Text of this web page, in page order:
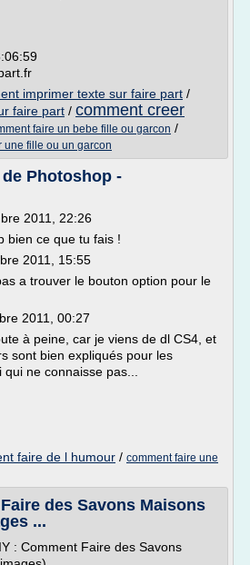
imprimer texte sur faire part /
faire part / comment creer
faire un bebe fille ou garcon /
une fille ou un garcon
Photoshop -
2011, 22:26
bien ce que tu fais !
2011, 15:55
a trouver le bouton option pour le
2011, 00:27
à peine, car je viens de dl CS4, et
sont bien expliqués pour les
ne connaisse pas...
faire de l humour / comment faire une
des Savons Maisons
...
: Comment Faire des Savons